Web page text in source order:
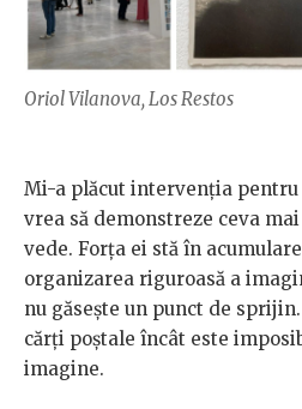
Oriol Vilanova, Los Restos
Mi-a plăcut intervenția pentru
vrea să demonstreze ceva
vede. Forța ei stă în
organizarea riguroasă a
nu găsește un punct de
cărți poștale încât este
imagine.